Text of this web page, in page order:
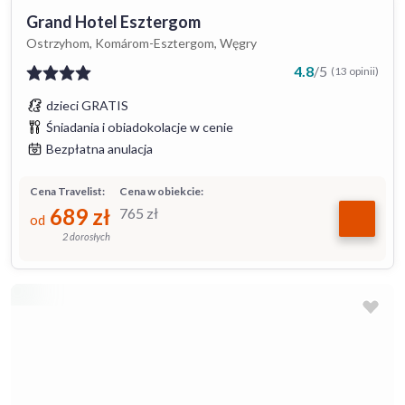
Grand Hotel Esztergom
Ostrzyhom, Komárom-Esztergom, Węgry
4.8/5 (13 opinii)
dzieci GRATIS
Śniadania i obiadokolacje w cenie
Bezpłatna anulacja
Cena w obiekcie:
765 zł
Cena Travelist:
od 689 zł
2 dorosłych